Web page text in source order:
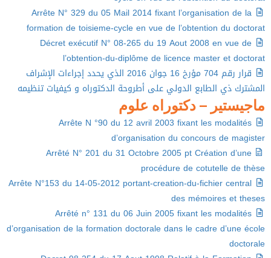
Arrête N° 329 du 05 Mail 2014 fixant l’organisation de la
formation de toisieme-cycle en vue de l’obtention du doctorat
Décret exécutif N° 08-265 du 19 Aout 2008 en vue de
l’obtention-du-diplôme de licence master et doctorat
قرار رقم 704 مؤرخ 16 جوان 2016 الذي يحدد إجراءات الإشراف
المشترك ذي الطابع الدولي على أطروحة الدكتوراه و كيفيات تنظيمه
ماجيستير – دكتوراه علوم
Arrête N °90 du 12 avril 2003 fixant les modalités
d’organisation du concours de magister
Arrêté N° 201 du 31 Octobre 2005 pt Création d’une
procédure de cotutelle de thèse
Arrête N°153 du 14-05-2012 portant-creation-du-fichier central
des mémoires et theses
Arrêté n° 131 du 06 Juin 2005 fixant les modalités
d’organisation de la formation doctorale dans le cadre d’une école
doctorale